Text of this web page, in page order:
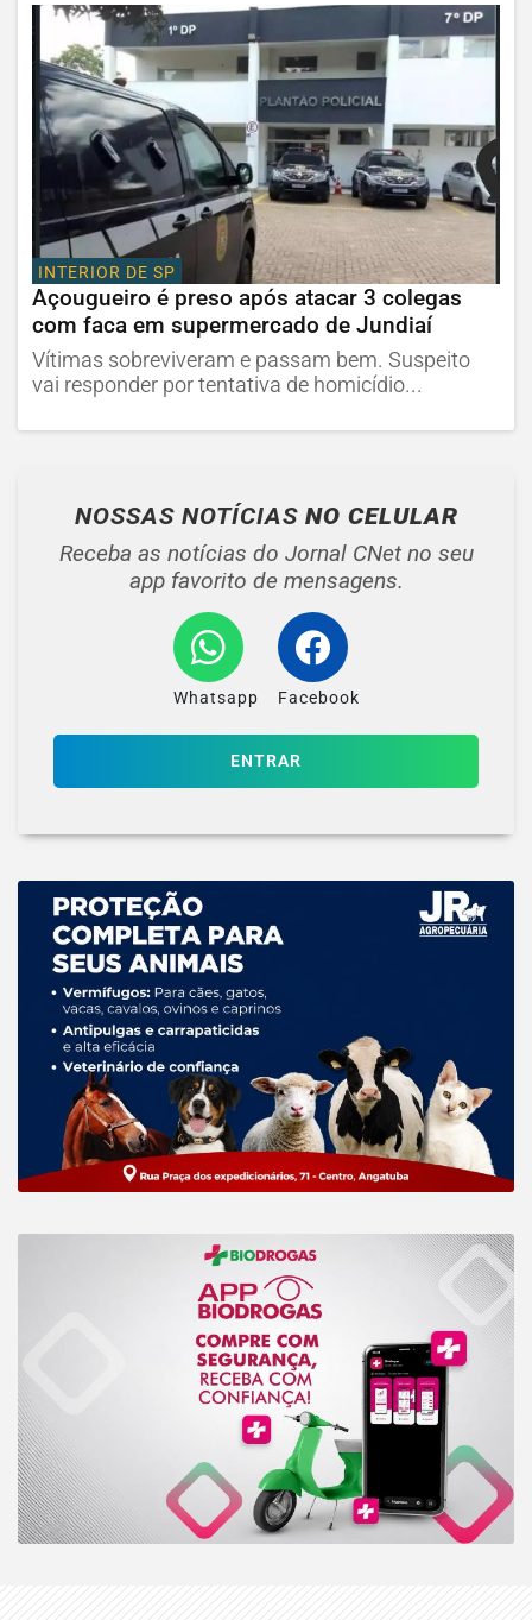
INTERIOR DE SP
Açougueiro é preso após atacar 3 colegas
com faca em supermercado de Jundiaí
Vítimas sobreviveram e passam bem. Suspeito
vai responder por tentativa de homicídio...
NOSSAS NOTÍCIAS NO CELULAR
Receba as notícias do Jornal CNet no seu
app favorito de mensagens.
Whatsapp Facebook
ENTRAR